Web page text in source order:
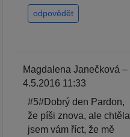
odpovědět
Magdalena Janečková –
4.5.2016 11:33
#5#Dobrý den Pardon,
že píši znova, ale chtěla
jsem vám říct, že mě